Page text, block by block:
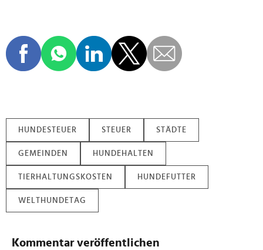
HUNDESTEUER STEUER STÄDTE
GEMEINDEN HUNDEHALTEN
TIERHALTUNGSKOSTEN HUNDEFUTTER
WELTHUNDETAG
Kommentar veröffentlichen